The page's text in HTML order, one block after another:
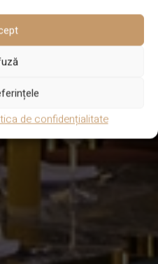
de confidențialitate